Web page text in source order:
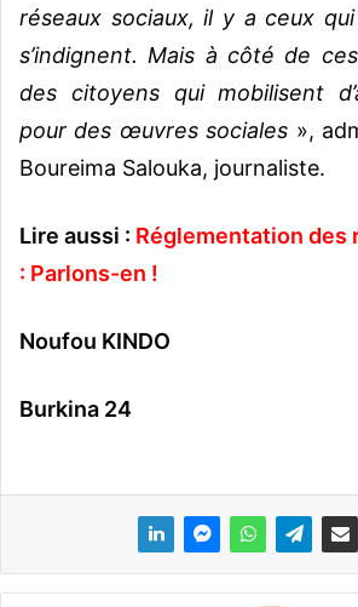
réseaux sociaux, il y a ceux
s’indignent. Mais à côté de
des citoyens qui mobilisent
pour des œuvres sociales »,
Boureima Salouka, journaliste.
Lire aussi : Réglementation des
: Parlons-en !
Noufou KINDO
Burkina 24